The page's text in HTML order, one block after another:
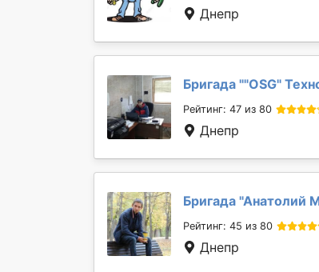
Днепр
Бригада ""OSG"
Рейтинг: 47 из 80
Днепр
Бригада "Анатолий
Рейтинг: 45 из 80
Днепр